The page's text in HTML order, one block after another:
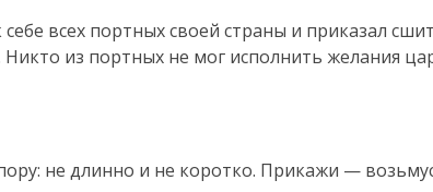
всех портных своей страны и приказал
из портных не мог исполнить желания
не длинно и не коротко. Прикажи —